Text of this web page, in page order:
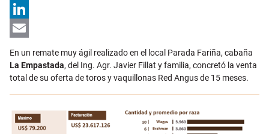
X
LinkedIn
En un remate muy ágil realizado en el local Parada Fariña, cabaña
La Empastada, del Ing. Agr. Javier Fillat y familia, concretó la venta
total de su oferta de toros y vaquillonas Red Angus de 15 meses.